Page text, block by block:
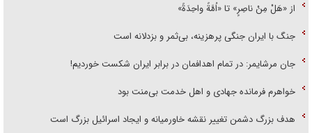
از «هَلْ مِنْ ناصِرٍ» تا «اُمَّةً واحِدَةً»
جنگ با ایران جنگی پرهزینه، بی‌ثمر و بزدلانه است
جان مرشایمر: در تمام اهدافمان در برابر ایران شکست خوردیم!
خواهرم فرمانده جهادی و اهل خدمت بی‌منت بود
هدف بزرگ دشمن تغییر نقشه خاورمیانه و ایجاد اسرائیل بزرگ است